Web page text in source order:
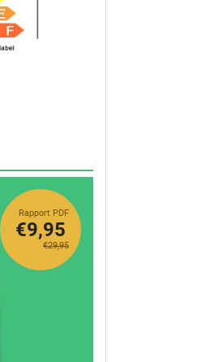
Rapport PDF
€29,95
€9,95